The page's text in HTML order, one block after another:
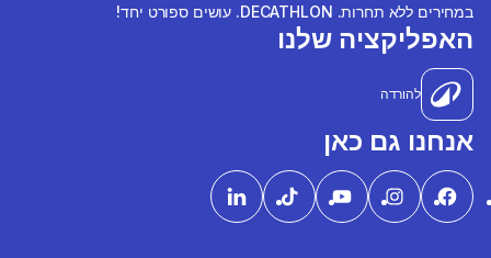
במחירים ללא תחרות. DECATHLON. עושים ספורט יחד!
האפליקציה שלנו
להורדה
אנחנו גם כאן